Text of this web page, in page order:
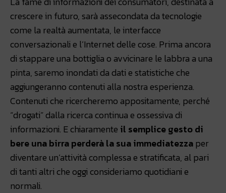
crescere in futuro, sarà assecondata da tecnologie
come la realtà aumentata, le interfacce
conversazionali e l’Internet delle cose. Prima ancora
di stappare una bottiglia o avvicinare le labbra a una
pinta, saremo inondati da dati e statistiche che
aggiungeranno contenuti alla nostra esperienza.
Contenuti che ricercheremo appositamente, perché
“drogati” dalla ricerca continua e ossessiva di
informazioni. E chiaramente il semplice gesto di
bere una birra perderà la sua immediatezzaper
diventare un’attività complessa e stratificata, al pari
di tanti altri che oggi consideriamo quotidiani e
normali.